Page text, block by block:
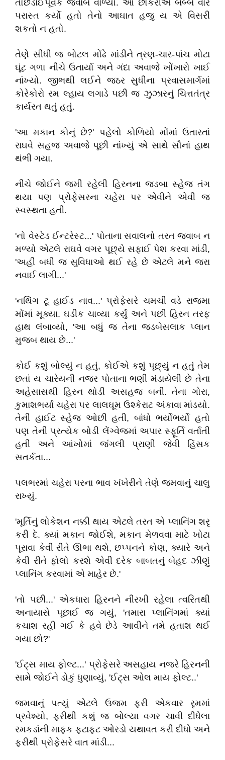
તોછડાઈપૂર્વક જવાબ વાળ્યો. આ છોકરીએ બબ્બે વાર
પરાસ્ત કર્યો હતો તેનો આઘાત હજુ ય એ વિસરી
શકતો ન હતો.
તેણે સીધી જ બોટલ મોંઢે માંડીને ત્રણ-ચાર-પાંચ મોટા
ઘૂંટ ગળા નીચે ઉતાર્યા અને ગંદા અવાજે ખોંખારો ખાઈ
નાંખ્યો. જીભથી લઈને જઠર સુધીના
પ્રવાસમાર્ગમાં
કોરેકોરો રમ લ્હાય લગાડે પછી જ ઝુઝારનું ચિત્તતંત્ર
કાર્યરત થતું હતું.
'આ મકાન કોનું છે?' પહેલો કોળિયો મોંમાં ઉતારતાં
રાઘવે સહજ અવાજે પૂછી નાંખ્યું એ સાથે સૌનાં હાથ
થંભી ગયા.
નીચે જોઈને જમી રહેલી હિરનના જડબા સ્હેજ તંગ
થયા
પણ
પ્રોફેસરના ચહેરા પર એવીને એવી જ
સ્વસ્થતા હતી.
'નો વેસ્ટેડ ઈન્ટરેસ્ટ...' પોતાના સવાલનો તરત જવાબ ન
મળ્યો એટલે રાઘવે વગર પૂછ્યે સફાઈ પેશ કરવા માંડી,
'અહીં બધી જ સુવિધાઓ થઈ રહે છે એટલે મને જરા
નવાઈ લાગી...'
'નથિંગ ટૂ હાઈડ નાવ...'પ્રોફેસરે ચમચી વડે રાજમા
મોંમાં મૂક્યા.ઘડીક ચાવ્યા કર્યું અને પછી હિરન તરફ
હાથ લંબાવ્યો, 'આ બધું જ તેના જડબેસલાક પ્લાન
મુજબ થાય છે...'
કોઈ કશું બોલ્યું ન હતું, કોઈએ કશું પૂછ્યું ન હતું તેમ
છતાં ય ચારેયની નજર પોતાના ભણી મંડાયેલી છે તેના
અહેસાસથી હિરન થોડી અસહજ બની.તેના ગોરા,
કુમાશભર્યા ચહેરા પર લાલઘૂમ ઉશ્કેરાટ અંકાવા માંડયો.
તેની હાઈટ સ્હેજ ઓછી હતી, બાંધો ભર્યોભર્યો હતો
પણ તેની પ્રત્યેક બોડી લેંગ્વેજમાં અપાર સ્ફૂર્તિ વર્તાતી
હતી
અને આંખોમાં જંગલી પ્રાણી જેવી
હિંસક
સતર્કતા...
પલભરમાં ચહેરા પરના ભાવ ખંખેરીને તેણે જમવાનું ચાલુ
રાખ્યું.
'મૂર્તિનું લોકેશન નક્કી થાય એટલે તરત એ પ્લાનિંગ શરૃ
કરી દે.ક્યાં મકાન જોઈશે,મકાન મેળવવા માટે ખોટા
પૂરાવા કેવી રીતે ઊભા થશે,છપ્પનને કોણ,ક્યારે અને
કેવી રીતે ફોલો કરશે એવી દરેક બાબતનું બેહદ ઝીણું
પ્લાનિંગ કરવામાં એ માહેર છે.'
'તો પછી...' એકધારા હિરનને નીરખી રહેલા ત્વરિતથી
અનાયાસે
પૂછાઈ જ ગયું, 'તમારા પ્લાનિંગમાં
ક્યાં
કચાશ રહી ગઈ કે હવે છેડે આવીને તમે હતાશ થઈ
ગયા છો?'
'ઈટ્સ માય ફોલ્ટ...' પ્રોફેસરે અસહાય નજરે હિરનની
સામે જોઈને ડોકું ધુણાવ્યું, 'ઈટ્સ ઓલ માય ફોલ્ટ..'
જમવાનું પત્યું એટલે ઉજમ ફરી એકવાર
રૃમમાં
પ્રવેશ્યો,ફરીથી કશું જ બોલ્યા વગર ચાવી દીધેલા
રમકડાંની માફક ફટાફટ ઓરડો યથાવત કરી દીધો અને
ફરીથી પ્રોફેસરે વાત માંડી...